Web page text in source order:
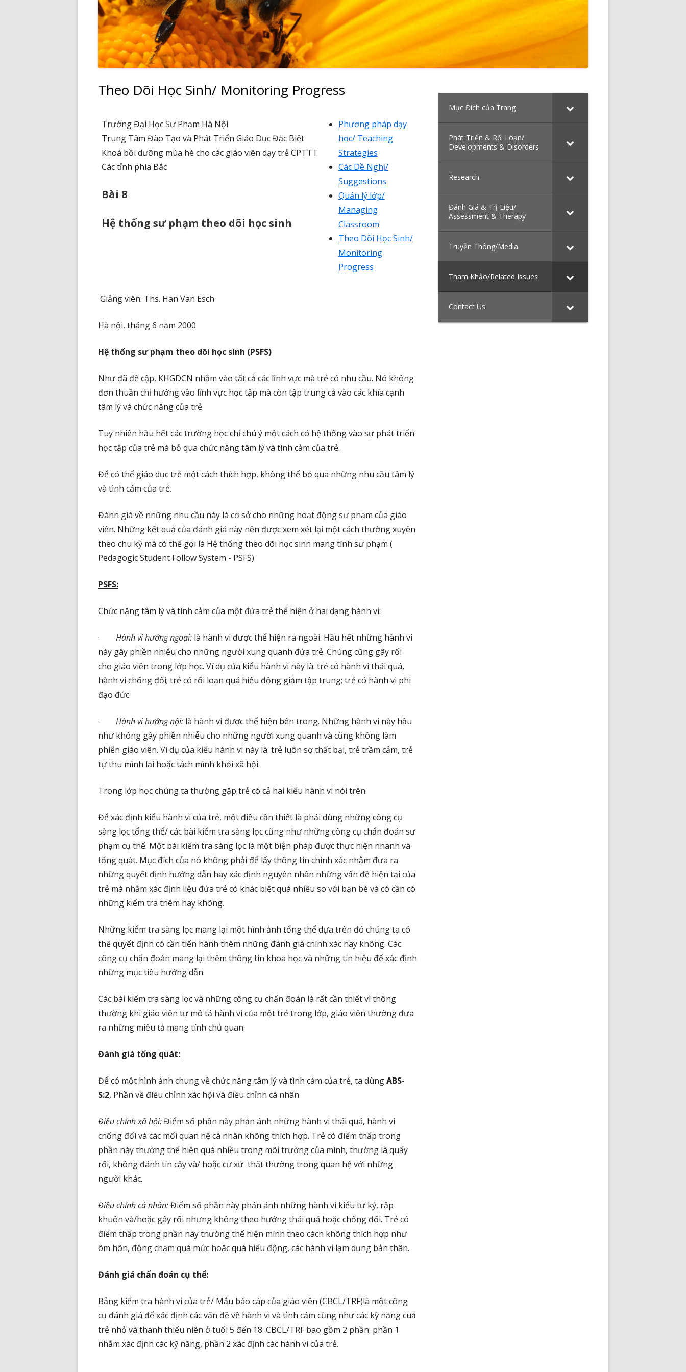
Theo Dõi Học Sinh/ Monitoring Progress
Trường Đại Học Sư Phạm Hà Nội
Trung Tâm Đào Tạo và Phát Triển Giáo Dục Đặc Biệt
Khoá bồi dưỡng mùa hè cho các giáo viên dạy trẻ CPTTT
Các tỉnh phía Bắc
Bài 8
Hệ thống sư phạm theo dõi học sinh
Phương pháp dạy
học/ Teaching
Strategies
Các Dề Nghị/
Suggestions
Quản lý lớp/
Managing
Classroom
Theo Dõi Học Sinh/
Monitoring
Progress
Giảng viên: Ths. Han Van Esch
Hà nội, tháng 6 năm 2000
Hệ thống sư phạm theo dõi học sinh (PSFS)
Như đã đề cập, KHGDCN nhằm vào tất cả các lĩnh vực mà trẻ có nhu cầu. Nó không
đơn thuần chỉ hướng vào lĩnh vực học tập mà còn tập trung cả vào các khía cạnh
tâm lý và chức năng của trẻ.
Tuy nhiên hầu hết các trường học chỉ chú ý một cách có hệ thống vào sự phát triển
học tập của trẻ mà bỏ qua chức năng tâm lý và tình cảm của trẻ.
Để có thể giáo dục trẻ một cách thích hợp, không thể bỏ qua những nhu cầu tâm lý
và tình cảm của trẻ.
Đánh giá về những nhu cầu này là cơ sở cho những hoạt động sư phạm của giáo
viên. Những kết quả của đánh giá này nên được xem xét lại một cách thường xuyên
theo chu kỳ mà có thể gọi là Hệ thống theo dõi học sinh mang tính sư phạm (
Pedagogic Student Follow System - PSFS)
PSFS:
Chức năng tâm lý và tình cảm của một đứa trẻ thể hiện ở hai dạng hành vi:
· Hành vi hướng ngoại: là hành vi được thể hiện ra ngoài. Hầu hết những hành vi
này gây phiền nhiễu cho những người xung quanh đứa trẻ. Chúng cũng gây rối
cho giáo viên trong lớp học. Ví dụ của kiểu hành vi này là: trẻ có hành vi thái quá,
hành vi chống đối; trẻ có rối loạn quá hiếu động giảm tập trung; trẻ có hành vi phi
đạo đức.
· Hành vi hướng nội: là hành vi được thể hiện bên trong. Những hành vi này hầu
như không gây phiền nhiễu cho những người xung quanh và cũng không làm
phiễn giáo viên. Ví dụ của kiểu hành vi này là: trẻ luôn sợ thất bại, trẻ trầm cảm, trẻ
tự thu mình lại hoặc tách mình khỏi xã hội.
Trong lớp học chúng ta thường gặp trẻ có cả hai kiểu hành vi nói trên.
Để xác định kiểu hành vi của trẻ, một điều cần thiết là phải dùng những công cụ
sàng lọc tổng thể/ các bài kiểm tra sàng lọc cũng như những công cụ chẩn đoán sư
phạm cụ thể. Một bài kiểm tra sàng lọc là một biện pháp được thực hiện nhanh và
tổng quát. Mục đích của nó không phải để lấy thông tin chính xác nhằm đưa ra
những quyết định hướng dẫn hay xác định nguyên nhân những vấn đề hiện tại của
trẻ mà nhằm xác định liệu đứa trẻ có khác biệt quá nhiều so với bạn bè và có cần có
những kiểm tra thêm hay không.
Những kiểm tra sàng lọc mang lại một hình ảnh tổng thể dựa trên đó chúng ta có
thể quyết định có cần tiến hành thêm những đánh giá chính xác hay không. Các
công cụ chẩn đoán mang lại thêm thông tin khoa học và những tín hiệu để xác định
những mục tiêu hướng dẫn.
Các bài kiểm tra sàng lọc và những công cụ chẩn đoán là rất cần thiết vì thông
thường khi giáo viên tự mô tả hành vi của một trẻ trong lớp, giáo viên thường đưa
ra những miêu tả mang tính chủ quan.
Đánh giá tổng quát:
Để có một hình ảnh chung về chức năng tâm lý và tình cảm của trẻ, ta dùngABS-
S:2, Phần về điều chỉnh xác hội và điều chỉnh cá nhân
Điều chỉnh xã hội:Điểm số phần này phản ánh những hành vi thái quá, hành vi
chống đối và các mối quan hệ cá nhân không thích hợp. Trẻ có điểm thấp trong
phần này thường thể hiện quá nhiều trong môi trường của mình, thường là quấy
rối, không đánh tin cậy và/ hoặc cư xử thất thường trong quan hệ với những
người khác.
Điều chỉnh cá nhân:Điểm số phần này phản ánh những hành vi kiểu tự kỷ, rập
khuôn và/hoặc gây rối nhưng không theo hướng thái quá hoặc chống đối. Trẻ có
điểm thấp trong phần này thường thể hiện mình theo cách không thích hợp như
ôm hôn, động chạm quá mức hoặc quá hiếu động, các hành vi lạm dụng bản thân.
Đánh giá chẩn đoán cụ thể:
Bảng kiểm tra hành vi của trẻ/ Mẫu báo cáp của giáo viên (CBCL/TRF)là một công
cụ đánh giá để xác định các vấn đề về hành vi và tình cảm cũng như các kỹ năng cuả
trẻ nhỏ và thanh thiếu niên ở tuổi 5 đến 18. CBCL/TRF bao gồm 2 phần: phần 1
nhằm xác định các kỹ năng, phần 2 xác định các hành vi của trẻ.
Main
Sidebar
Mục Đích của Trang
Phát Triển & Rối Loạn/
Developments & Disorders
Research
Đánh Giá & Trị Liệu/
Assessment & Therapy
Truyền Thông/Media
Tham Khảo/Related Issues
Contact Us